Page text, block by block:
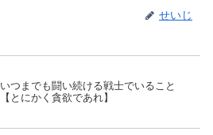
せいじ
いつまでも闘い続ける戦士でいること
【とにかく貪欲であれ】